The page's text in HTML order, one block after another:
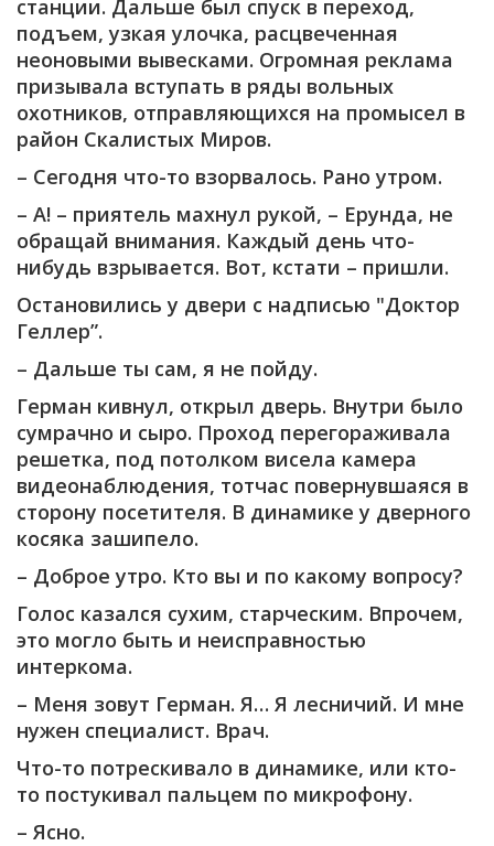
станции. Дальше был спуск в переход,
подъем, узкая улочка, расцвеченная
неоновыми вывесками. Огромная реклама
призывала вступать в ряды вольных
охотников, отправляющихся на промысел в
район Скалистых Миров.
– Сегодня что-то взорвалось. Рано утром.
– А! – приятель махнул рукой, – Ерунда, не
обращай внимания. Каждый день что-
нибудь взрывается. Вот, кстати – пришли.
Остановились у двери с надписью "Доктор
Геллер”.
– Дальше ты сам, я не пойду.
Герман кивнул, открыл дверь. Внутри было
сумрачно и сыро. Проход перегораживала
решетка, под потолком висела камера
видеонаблюдения, тотчас повернувшаяся в
сторону посетителя. В динамике у дверного
косяка зашипело.
– Доброе утро. Кто вы и по какому вопросу?
Голос казался сухим, старческим. Впрочем,
это могло быть и неисправностью
интеркома.
– Меня зовут Герман. Я… Я лесничий. И мне
нужен специалист. Врач.
Что-то потрескивало в динамике, или кто-
то постукивал пальцем по микрофону.
– Ясно.